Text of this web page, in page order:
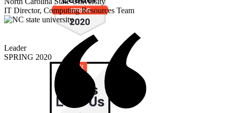
Leader
SPRING 2020
IT Director, Computing Resources Team